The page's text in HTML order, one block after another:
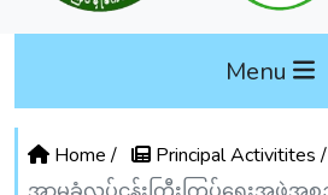
Menu
Home / Principal Activitites /